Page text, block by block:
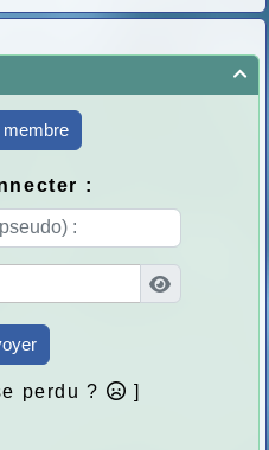

membre
:
perdu ? ]